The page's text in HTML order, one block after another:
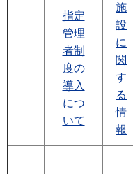
指定
管理
者制
度の
導入
につ
いて
施
設
に
関
す
る
情
報